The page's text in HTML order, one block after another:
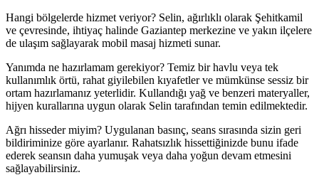
Hangi bölgelerde hizmet veriyor? Selin, ağırlıklı olarak Şehitkamil
ve çevresinde, ihtiyaç halinde Gaziantep merkezine ve yakın ilçelere
de ulaşım sağlayarak mobil masaj hizmeti sunar.
Yanımda ne hazırlamam gerekiyor? Temiz bir havlu veya tek
kullanımlık örtü, rahat giyilebilen kıyafetler ve mümkünse sessiz bir
ortam hazırlamanız yeterlidir. Kullandığı yağ ve benzeri materyaller,
hijyen kurallarına uygun olarak Selin tarafından temin edilmektedir.
Ağrı hisseder miyim? Uygulanan basınç, seans sırasında sizin geri
bildiriminize göre ayarlanır. Rahatsızlık hissettiğinizde bunu ifade
ederek seansın daha yumuşak veya daha yoğun devam etmesini
sağlayabilirsiniz.